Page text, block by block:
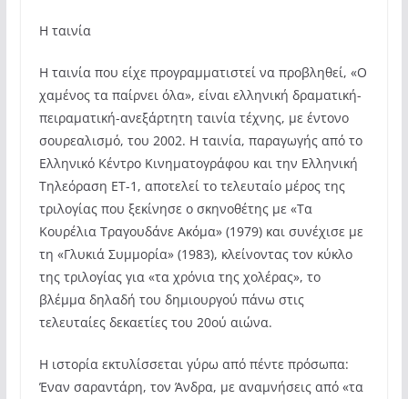
Η ταινία
Η ταινία που είχε προγραμματιστεί να προβληθεί, «Ο
χαμένος τα παίρνει όλα», είναι ελληνική δραματική-
πειραματική-ανεξάρτητη ταινία τέχνης, με έντονο
σουρεαλισμό, του 2002. Η ταινία, παραγωγής από το
Ελληνικό Κέντρο Κινηματογράφου και την Ελληνική
Τηλεόραση ET-1, αποτελεί το τελευταίο μέρος της
τριλογίας που ξεκίνησε ο σκηνοθέτης με «Τα
Κουρέλια Τραγουδάνε Ακόμα» (1979) και συνέχισε με
τη «Γλυκιά Συμμορία» (1983), κλείνοντας τον κύκλο
της τριλογίας για «τα χρόνια της χολέρας», το
βλέμμα δηλαδή του δημιουργού πάνω στις
τελευταίες δεκαετίες του 20ού αιώνα.
Η ιστορία εκτυλίσσεται γύρω από πέντε πρόσωπα:
Έναν σαραντάρη, τον Άνδρα, με αναμνήσεις από «τα